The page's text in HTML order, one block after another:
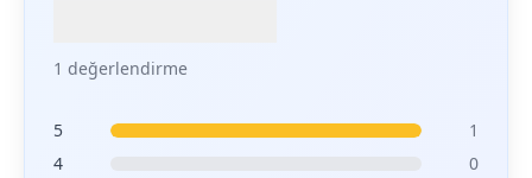
1 değerlendirme
5
1
4
0